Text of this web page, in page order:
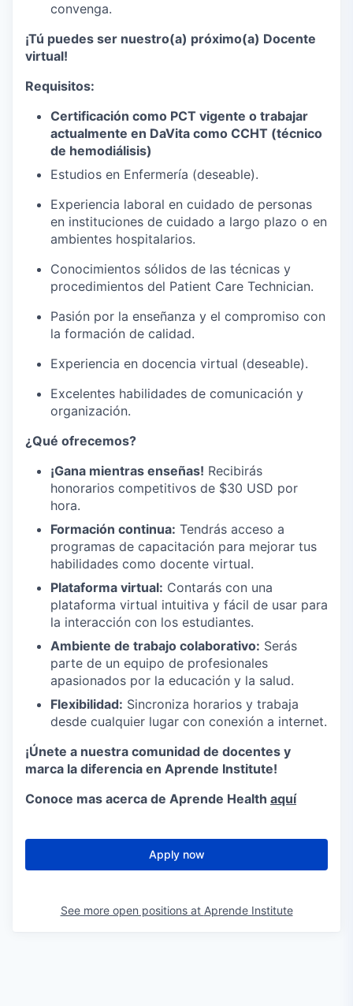
convenga.
¡Tú puedes ser nuestro(a) próximo(a) Docente
virtual!
Requisitos:
Certificación como PCT vigente o trabajar
actualmente en DaVita como CCHT (técnico
de hemodiálisis)
Estudios en Enfermería (deseable).
Experiencia laboral en cuidado de personas
en instituciones de cuidado a largo plazo o en
ambientes hospitalarios.
Conocimientos sólidos de las técnicas y
procedimientos del Patient Care Technician.
Pasión por la enseñanza y el compromiso con
la formación de calidad.
Experiencia en docencia virtual (deseable).
Excelentes habilidades de comunicación y
organización.
¿Qué ofrecemos?
¡Gana mientras enseñas! Recibirás
honorarios competitivos de $30 USD por
hora.
Formación continua: Tendrás acceso a
programas de capacitación para mejorar tus
habilidades como docente virtual.
Plataforma virtual: Contarás con una
plataforma virtual intuitiva y fácil de usar para
la interacción con los estudiantes.
Ambiente de trabajo colaborativo: Serás
parte de un equipo de profesionales
apasionados por la educación y la salud.
Flexibilidad: Sincroniza horarios y trabaja
desde cualquier lugar con conexión a internet.
¡Únete a nuestra comunidad de docentes y
marca la diferencia en Aprende Institute!
Conoce mas acerca de Aprende Health aquí
Apply now
See more open positions at Aprende Institute